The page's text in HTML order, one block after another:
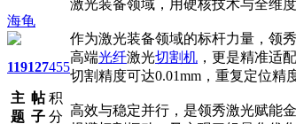
海龟
119
主
题
127
帖
子
455
积
分
激光装备领域，用硬核技术与全维
作为激光装备领域的标杆力量，领
高端光纤激光切割机 ，更是精准适
切割精度可达0.01mm，重复定位精
高效与稳定并行，是领秀激光赋能